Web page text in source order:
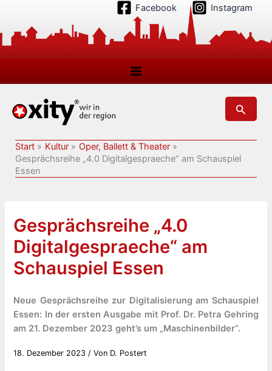
springen
Facebook Instagram
Suchen
Start Kultur
Oper, Ballett & Theater
Gesprächsreihe „4.0 Digitalgespraeche“ am Schauspiel
Essen
Gesprächsreihe „4.0
Digitalgespraeche“ am
Schauspiel Essen
Neue Gesprächsreihe zur Digitalisierung am Schauspiel
Essen: In der ersten Ausgabe mit Prof. Dr. Petra Gehring
am 21. Dezember 2023 geht’s um „Maschinenbilder“.
18. Dezember 2023 / Von D. Postert